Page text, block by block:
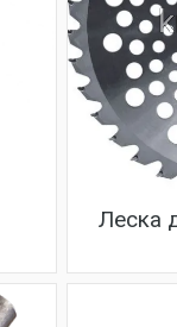
Леска